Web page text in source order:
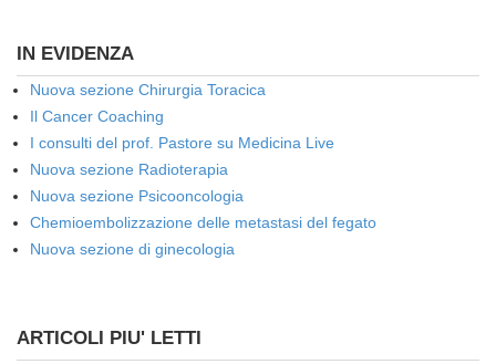
IN EVIDENZA
Nuova sezione Chirurgia Toracica
Il Cancer Coaching
I consulti del prof. Pastore su Medicina Live
Nuova sezione Radioterapia
Nuova sezione Psicooncologia
Chemioembolizzazione delle metastasi del fegato
Nuova sezione di ginecologia
ARTICOLI PIU' LETTI